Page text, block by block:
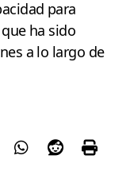
para
ha sido
a lo largo de